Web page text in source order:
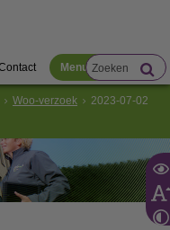
Menu
Woo-verzoek
2023-07-02